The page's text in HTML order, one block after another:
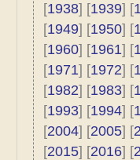
[1938] [1939] [
[1949] [1950] [
[1960] [1961] [
[1971] [1972] [
[1982] [1983] [
[1993] [1994] [
[2004] [2005] [
[2015] [2016] [